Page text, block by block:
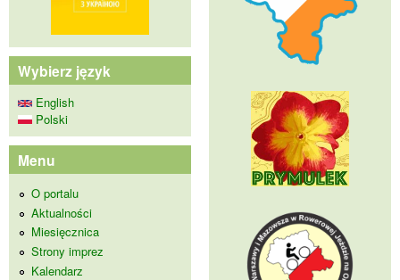
Wybierz język
English
Polski
Menu
O portalu
Aktualności
Miesięcznica
Strony imprez
Kalendarz